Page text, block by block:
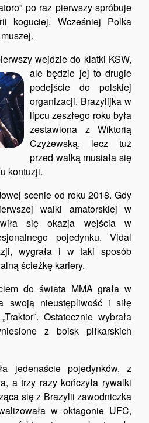
po raz pierwszy spróbuje
koguciej. Wcześniej Polka
wejdzie do klatki KSW,
ale będzie jej to drugie
podejście do polskiej
organizacji. Brazylijka w
lipcu zeszłego roku była
zestawiona z Wiktorią
Czyżewską, lecz tuż
przed walką musiała się
kontuzji.
scenie od roku 2018. Gdy
walki amatorskiej w
się okazja wejścia w
pojedynku. Vidal
wygrała i w taki sposób
ścieżkę kariery.
do świata MMA grała w
swoją nieustępliwość i siłę
Ostatecznie wybrała
z boisk piłkarskich
jedenaście pojedynków, z
a trzy razy kończyła rywalki
się z Brazylii zawodniczka
w oktagonie UFC,